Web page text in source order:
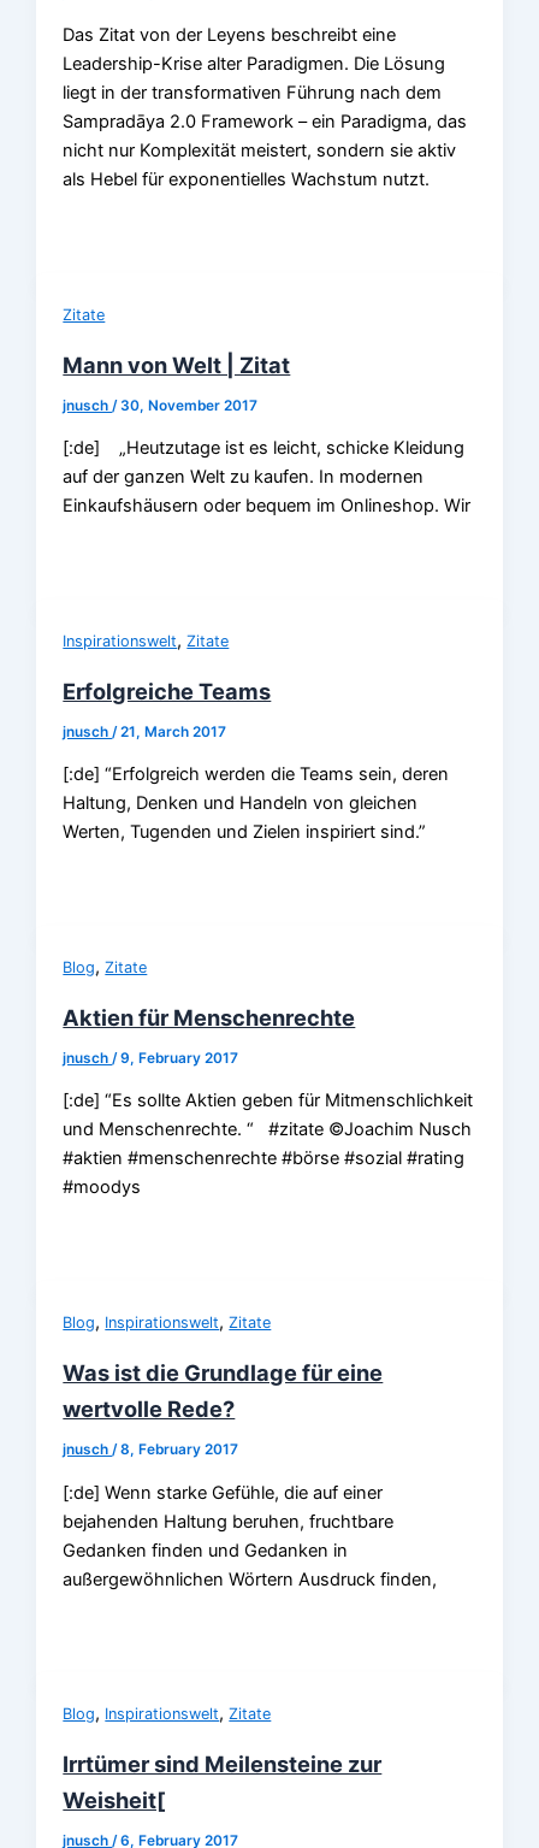
Das Zitat von der Leyens beschreibt eine
Leadership-Krise alter Paradigmen. Die Lösung
liegt in der transformativen Führung nach dem
Sampradāya 2.0 Framework – ein Paradigma, das
nicht nur Komplexität meistert, sondern sie aktiv
als Hebel für exponentielles Wachstum nutzt.
Zitate
Mann von Welt | Zitat
jnusch /30, November 2017
[:de] „Heutzutage ist es leicht, schicke Kleidung
auf der ganzen Welt zu kaufen. In modernen
Einkaufshäusern oder bequem im Onlineshop. Wir
Inspirationswelt,Zitate
Erfolgreiche Teams
jnusch /21, March 2017
[:de] “Erfolgreich werden die Teams sein, deren
Haltung, Denken und Handeln von gleichen
Werten, Tugenden und Zielen inspiriert sind.”
Blog,Zitate
Aktien für Menschenrechte
jnusch/9, February 2017
[:de] “Es sollte Aktien geben für Mitmenschlichkeit
und Menschenrechte. “ #zitate ©Joachim Nusch
#aktien #menschenrechte #börse #sozial #rating
#moodys
Blog, Inspirationswelt,Zitate
Was ist die Grundlage für eine
wertvolle Rede?
jnusch/8, February 2017
[:de] Wenn starke Gefühle, die auf einer
bejahenden Haltung beruhen, fruchtbare
Gedanken finden und Gedanken in
außergewöhnlichen Wörtern Ausdruck finden,
Blog, Inspirationswelt,Zitate
Irrtümer sind Meilensteine zur
Weisheit[
jnusch/6, February 2017